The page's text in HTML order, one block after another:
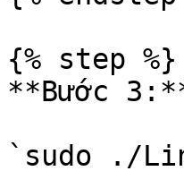
{% step %}
**Bước
`sudo ./